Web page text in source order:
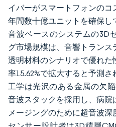
イバーがスマートフォンのコ
年間数十億ユニットを確保し
音波ベースのシステムの3D
グ市場規模は、音響トラン
透明材料のシナリオで優れ
率15.62%で拡大すると予測
工学は光沢のある金属の欠
音波スタックを採用し、病院
メージングのために超音波深